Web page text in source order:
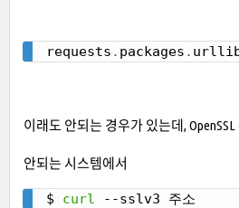
requests . packages .
이래도 안되는 경우가 있는데,
안되는 시스템에서
$ curl --sslv3 주소